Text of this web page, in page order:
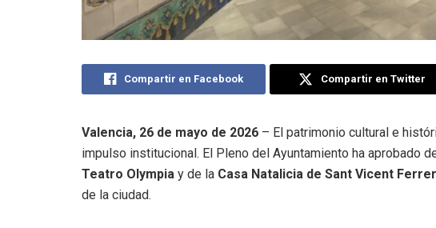
Compartir en Facebook Compartir en Twitter
Valencia, 26 de mayo de 2026 – El patrimonio cultural e
impulso institucional. El Pleno del Ayuntamiento ha aprobado
Teatro Olympia y de la Casa Natalicia de Sant Vicent Ferrer
de la ciudad.